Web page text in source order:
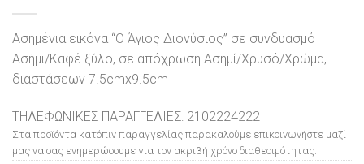
Ασημένια εικόνα “Ο Άγιος Διονύσιος” σε συνδυασμό
Ασήμι/Καφέ ξύλο, σε απόχρωση Ασημί/Χρυσό/Χρώμα,
διαστάσεων 7.5cmx9.5cm
ΤΗΛΕΦΩΝΙΚΕΣ ΠΑΡΑΓΓΕΛΙΕΣ: 2102224222
Στα προϊόντα κατόπιν παραγγελίας παρακαλούμε επικοινωνήστε μαζί
μας να σας ενημερώσουμε για τον ακριβή χρόνο διαθεσιμότητας.